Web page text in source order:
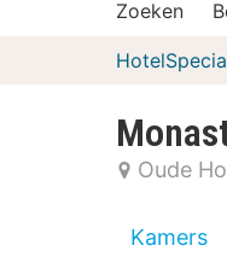
Zoeken
Oude
Kamers